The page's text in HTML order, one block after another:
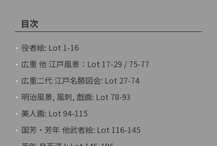
目次
役者絵: Lot 1-16
広重 他 江戸風景：Lot 17-29 / 75-77
広重二代 江戸名勝図会: Lot 27-74
明治風景, 風刺, 戯画: Lot 78-93
美人画: Lot 94-115
国芳・芳年 他武者絵: Lot 116-145